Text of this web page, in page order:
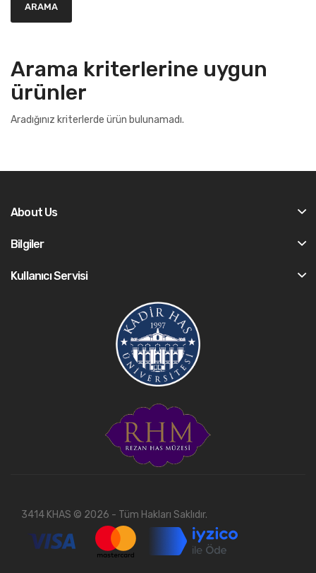
Arama kriterlerine uygun
ürünler
Aradığınız kriterlerde ürün bulunamadı.
About Us
Bilgiler
Kullanıcı Servisi
3414 KHAS © 2026 - Tüm Hakları Saklıdır.